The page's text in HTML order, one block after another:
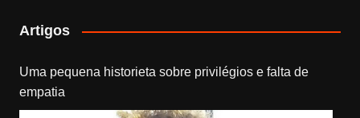
Artigos
Uma pequena historieta sobre privilégios e falta de
empatia